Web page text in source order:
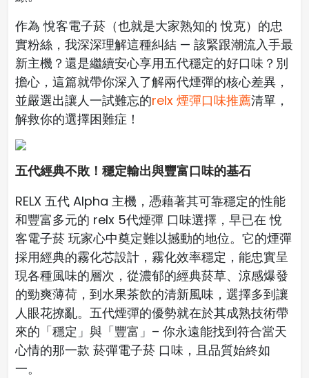
作為 悅客電子菸（也就是大家熟知的 悅克）的忠
實粉絲，我深深理解這種糾結 — 該緊跟潮流入手最
新主機？還是繼續安心享用五代穩定的好口味？別
擔心，這篇就帶你深入了解兩代煙彈的核心差異，
並嚴選出讓人一試難忘的relx 煙彈口味推薦清單，
解救你的選擇困難症！
五代經典不敗！穩定輸出與豐富口味的基石
RELX 五代 Alpha 主機，憑藉著其可靠穩定的性能
和豐富多元的 relx 5代煙彈 口味選擇，早已在 悅
客電子菸 玩家心中奠定難以撼動的地位。它的煙彈
採用經典的霧化芯設計，霧化效率穩定，能忠實呈
現各種風味的層次，從濃郁的經典菸草、涼感爆發
的勁爽薄荷，到水果茶飲的清新風味，選擇多到讓
人眼花撩亂。五代煙彈的優勢就在於其成熟技術帶
來的「穩定」與「豐富」– 你永遠能找到符合當天
心情的那一款 菸彈電子菸 口味，且品質始終如
一。